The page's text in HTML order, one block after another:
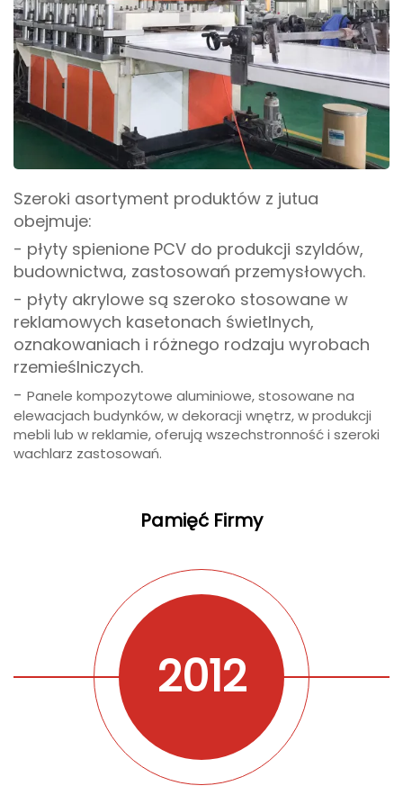
Szeroki asortyment produktów z jutua
obejmuje:
- płyty spienione PCV do produkcji szyldów,
budownictwa, zastosowań przemysłowych.
- płyty akrylowe są szeroko stosowane w
reklamowych kasetonach świetlnych,
oznakowaniach i różnego rodzaju wyrobach
rzemieślniczych.
- Panele kompozytowe aluminiowe, stosowane na
elewacjach budynków, w dekoracji wnętrz, w produkcji
mebli lub w reklamie, oferują wszechstronność i szeroki
wachlarz zastosowań.
Pamięć Firmy
2012